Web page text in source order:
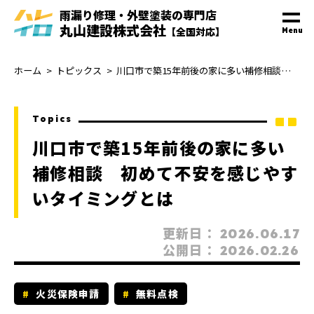
雨漏り修理・外壁塗装の専門店
丸山建設株式会社 【全国対応】 Menu
ホーム トピックス 川口市で築15年前後の家に多い補修相談 初めて不安を感じやすいタイミングとは
Topics
川口市で築15年前後の家に多い
補修相談 初めて不安を感じやす
いタイミングとは
更新日：2026.06.17
公開日：2026.02.26
火災保険申請 無料点検